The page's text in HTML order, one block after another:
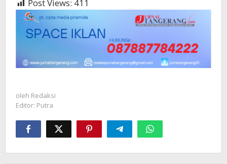
Post Views: 411
oleh Redaksi
Editor: Putra